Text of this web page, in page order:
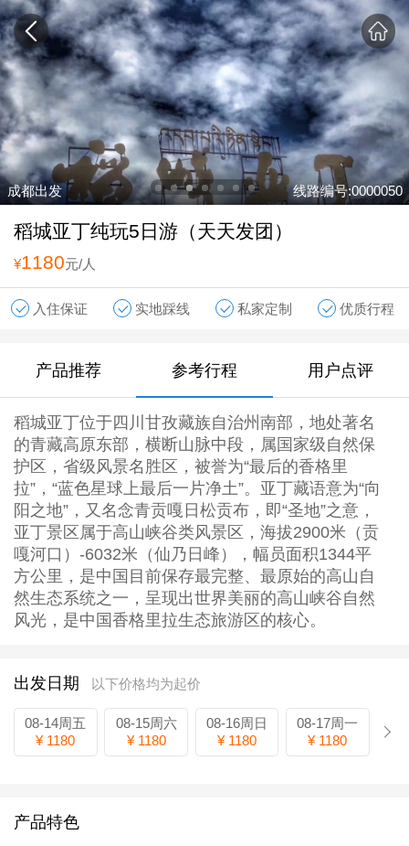
成都出发 线路编号:0000050
稻城亚丁纯玩5日游（天天发团）
¥1180元/人
入住保证 实地踩线 私家定制 优质行程
产品推荐 参考行程 用户点评
稻城亚丁位于四川甘孜藏族自治州南部，地处著名
的青藏高原东部，横断山脉中段，属国家级自然保
护区，省级风景名胜区，被誉为“最后的香格里
拉”，“蓝色星球上最后一片净土”。亚丁藏语意为“向
阳之地”，又名念青贡嘎日松贡布，即“圣地”之意，
亚丁景区属于高山峡谷类风景区，海拔2900米（贡
嘎河口）-6032米（仙乃日峰），幅员面积1344平
方公里，是中国目前保存最完整、最原始的高山自
然生态系统之一，呈现出世界美丽的高山峡谷自然
风光，是中国香格里拉生态旅游区的核心。
出发日期 以下价格均为起价
08-14周五
¥ 1180
08-15周六
¥ 1180
08-16周日
¥ 1180
08-17周一
¥ 1180
产品特色